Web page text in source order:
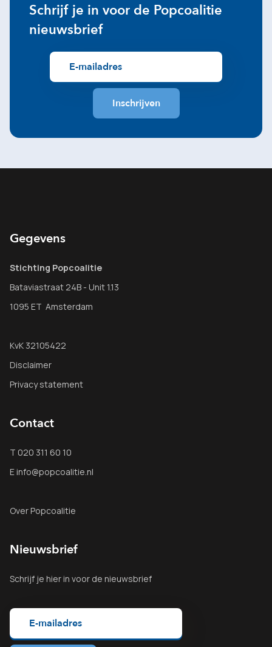
Schrijf je in voor de Popcoalitie
nieuwsbrief
Gegevens
Stichting Popcoalitie
Bataviastraat 24B - Unit 1.13
1095 ET Amsterdam
KvK 32105422
Disclaimer
Privacy statement
Contact
T 020 311 60 10
E info@popcoalitie.nl
Over Popcoalitie
Nieuwsbrief
Schrijf je hierin voor de nieuwsbrief